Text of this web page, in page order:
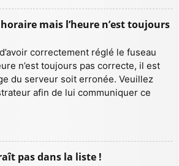
horaire mais l’heure n’est toujours
correctement réglé le fuseau
n’est toujours pas correcte, il est
du serveur soit erronée. Veuillez
afin de lui communiquer ce
pas dans la liste !